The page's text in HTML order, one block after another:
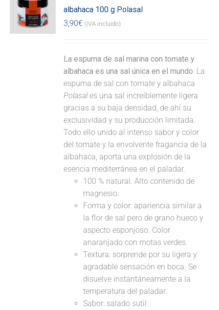
albahaca 100 g Polasal
3,90€ (IVA incluido)
La espuma de sal marina con tomate y
albahaca es una sal única en el mundo. La
espuma de sal con tomate y albahaca
Polasales una sal increíblemente ligera
gracias a su baja densidad, de ahí su
exclusividad y su producción limitada.
Todo ello unido al intenso sabor y color
del tomate y la envolvente fragancia de la
albahaca, aporta una explosión de la
esencia mediterránea en el paladar.
100 % natural. Alto contenido de
magnesio.
Forma y color: apariencia similar a
la flor de sal pero de grano hueco y
aspecto esponjoso. Color
anaranjado con motas verdes.
Textura: sorprende por su ligera y
agradable sensación en boca. Se
disuelve instantáneamente a la
temperatura del paladar.
Sabor: salado sutil.